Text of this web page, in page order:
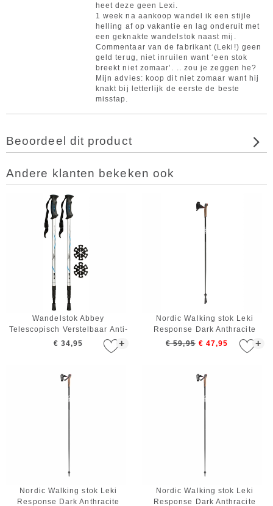
heet deze geen Lexi.
1 week na aankoop wandel ik een stijle
helling af op vakantie en lag onderuit met
een geknakte wandelstok naast mij.
Commentaar van de fabrikant (Leki!) geen
geld terug, niet inruilen want ‘een stok
breekt niet zomaar’. .. zou je zeggen he?
Mijn advies: koop dit niet zomaar want hij
knakt bij letterlijk de eerste de beste
misstap.
Beoordeel dit product
Andere klanten bekeken ook
+
Wandelstok Abbey
Telescopisch Verstelbaar Anti-
shock Zilver Blauw Zwart
€ 34,95 +
Nordic Walking stok Leki
Response Dark Anthracite
Black White 105 cm
€ 59,95 € 47,95
Nordic Walking stok Leki
Response Dark Anthracite
Nordic Walking stok Leki
Response Dark Anthracite